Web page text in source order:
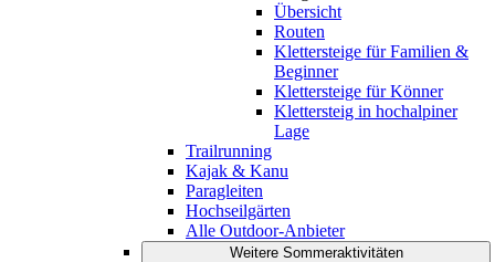
Übersicht
Routen
Klettersteige für Familien &
Beginner
Klettersteige für Könner
Klettersteig in hochalpiner
Lage
Trailrunning
Kajak & Kanu
Paragleiten
Hochseilgärten
Alle Outdoor-Anbieter
Weitere Sommeraktivitäten